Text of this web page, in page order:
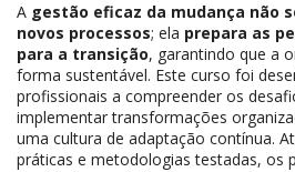
A gestão eficaz da mudança não
novos processos; ela prepara as
para a transição, garantindo que a
forma sustentável. Este curso foi
profissionais a compreender os
implementar transformações
uma cultura de adaptação contínua.
práticas e metodologias testadas, os